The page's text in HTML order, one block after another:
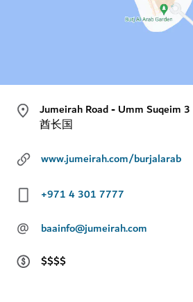
Jumeirah Road - Umm Suqeim
酋长国
www.jumeirah.com/burjalarab
+971 4 301 7777
@
baainfo@jumeirah.com
$$$$